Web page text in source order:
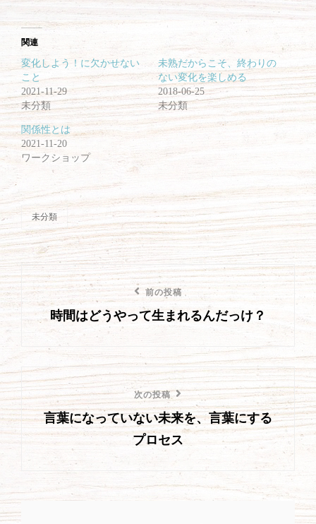
新
い
ン
ウ
で
開
き
ま
す
)
ク
し
く
だ
さ
い
(
新
い
ウ
ィ
ン
ド
で
開
す
)
関連
変化しよう！に欠かせない
こと
2021-11-29
未分類
未熟だからこそ、終わりの
ない変化を楽しめる
2018-06-25
未分類
関係性とは
2021-11-20
ワークショップ
テ
ゴ
リ
ー
未分類
投
稿
ゲ
ー
シ
前
の
投
前の投稿
時間はどうやって生まれるんだっけ？
次
の
投
稿
次の投稿
言葉になっていない未来を、言葉にする
プロセス